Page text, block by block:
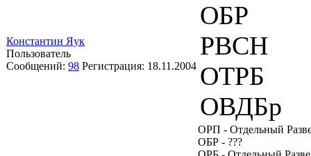
Константин Яук
Пользователь
Сообщений: 98 Регистрация: 18.11.2004
ОБР
РВСН
ОТРБ
ОВДБр
ОРП - Отдельный
ОБР - ???